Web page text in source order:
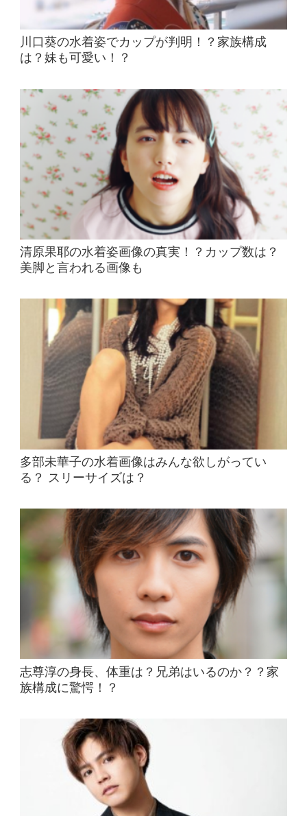
川口葵の水着姿でカップが判明！？家族構成
は？妹も可愛い！？
清原果耶の水着姿画像の真実！？カップ数は？
美脚と言われる画像も
多部未華子の水着画像はみんな欲しがってい
る？ スリーサイズは？
志尊淳の身長、体重は？兄弟はいるのか？？家
族構成に驚愕！？